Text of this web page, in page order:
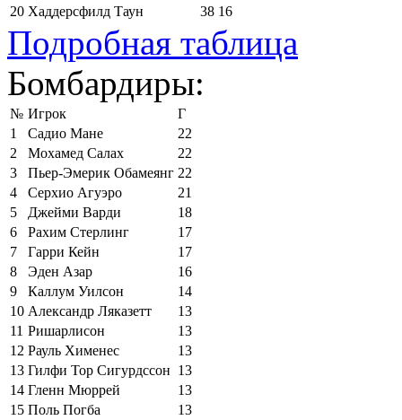
20 Хаддерсфилд Таун 38 16
Подробная таблица
Бомбардиры:
№ Игрок
Г
1
Садио Мане
22
2
Мохамед Салах
22
3
Пьер-Эмерик Обамеянг 22
4
Серхио Агуэро
21
5
Джейми Варди
18
6
Рахим Стерлинг
17
7
Гарри Кейн
17
8
Эден Азар
16
9
Каллум Уилсон
14
10 Александр Ляказетт
13
11 Ришарлисон
13
12 Рауль Хименес
13
13 Гилфи Тор Сигурдссон 13
14 Гленн Мюррей
13
15 Поль Погба 13